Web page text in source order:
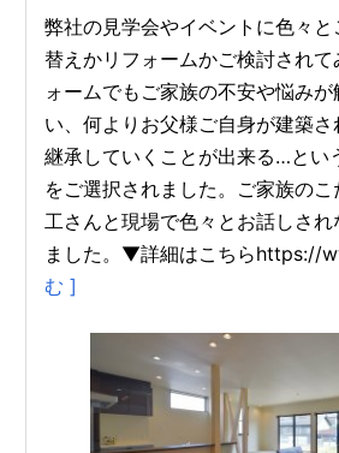
弊社の見学会やイベントに色々と
替えかリフォームかご検討され
ォームでもご家族の不安や悩み
い、何よりお父様ご自身が建築
継承していくことが出来る…とい
をご選択されました。ご家族の
工さんと現場で色々とお話しされ
ました。▼詳細はこちらhttps://
む ]